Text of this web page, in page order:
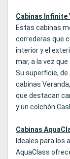
Cabinas Infinite
Estas cabinas
correderas que
interior y el
mar, a la vez
Su superficie, de
cabinas
que destacan
y un colchón
Cabinas
Ideales para los
AquaClass